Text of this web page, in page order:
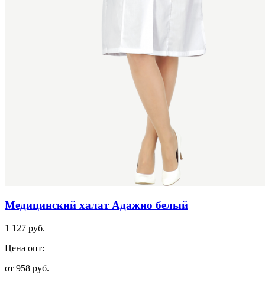
Медицинский халат Адажио белый
1 127 руб.
Цена опт:
от 958 руб.